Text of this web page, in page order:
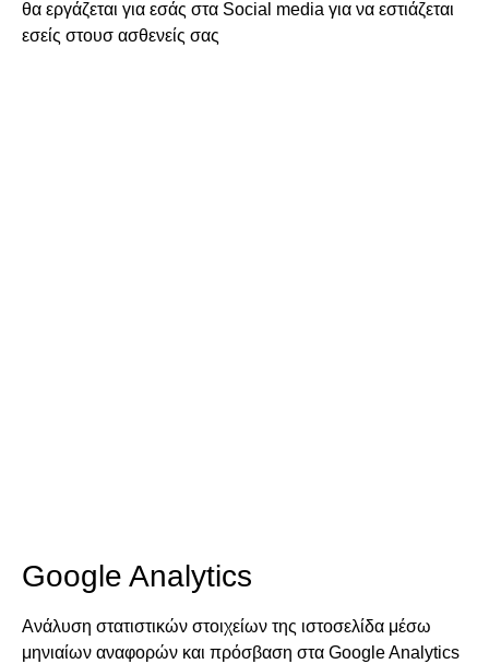
θα εργάζεται για εσάς στα Social media για να εστιάζεται
εσείς στουσ ασθενείς σας
Google Analytics
Ανάλυση στατιστικών στοιχείων της ιστοσελίδα μέσω
μηνιαίων αναφορών και πρόσβαση στα Google Analytics